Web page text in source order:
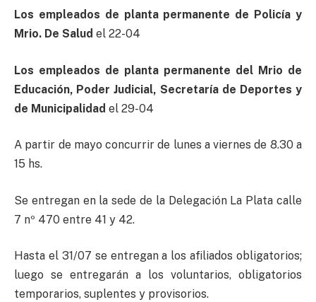
Los empleados de planta permanente de Policía y
Mrio. De Salud el 22-04
Los empleados de planta permanente del Mrio de
Educación, Poder Judicial, Secretaría de Deportes y
de Municipalidad el 29-04
A partir de mayo concurrir de lunes a viernes de 8.30 a
15 hs.
Se entregan en la sede de la Delegación La Plata calle
7 nº 470 entre 41 y 42.
Hasta el 31/07 se entregan a los afiliados obligatorios;
luego se entregarán a los voluntarios, obligatorios
temporarios, suplentes y provisorios.